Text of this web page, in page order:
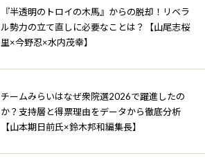
『半透明のトロイの木馬』からの脱却！リベラ
ル勢力の立て直しに必要なことは？【山尾志桜
里×今野忍×水内茂幸】
チームみらいはなぜ衆院選2026で躍進したの
か？支持層と得票理由をデータから徹底分析
【山本期日前氏×鈴木邦和編集長】